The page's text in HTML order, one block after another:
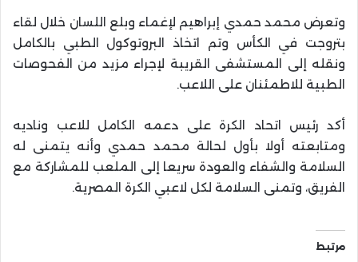
وتعرض محمد حمدي إبراهيم لإغماء وبلع اللسان خلال لقاء
بتروجت في الكأس وتم اتخاذ البروتوكول الطبي بالكامل
ونقله إلى المستشفى القريبة لإجراء مزيد من الفحوصات
الطبية للاطمئنان على اللاعب.
أكد رئيس اتحاد الكرة على دعمه الكامل للاعب وناديه
ومتابعته أولا بأول لحالة محمد حمدي وأنه يتمنى له
السلامة والشفاء والعودة سريعا إلى الملعب للمشاركة مع
الفريق، وتمنى السلامة لكل لاعبي الكرة المصرية.
مرتبط